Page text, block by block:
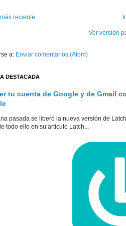
reciente
Ver versión
a: Enviar comentarios (Atom)
DESTACADA
tu cuenta de Google y de Gmail
pasada se liberó la nueva versión de
todo ello en su artículo Latch...